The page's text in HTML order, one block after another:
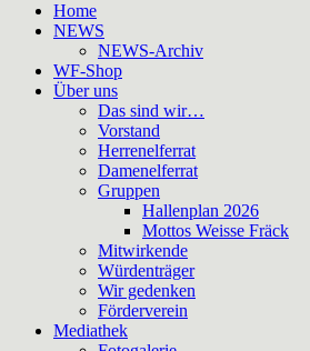
Home
NEWS
NEWS-Archiv
WF-Shop
Über uns
Das sind wir…
Vorstand
Herrenelferrat
Damenelferrat
Gruppen
Hallenplan 2026
Mottos Weisse Fräck
Mitwirkende
Würdenträger
Wir gedenken
Förderverein
Mediathek